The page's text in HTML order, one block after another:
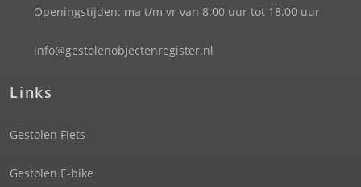
Openingstijden: ma t/m vr van 8.00 uur tot 18.00 uur
info@gestolenobjectenregister.nl
Links
Gestolen Fiets
Gestolen E-bike